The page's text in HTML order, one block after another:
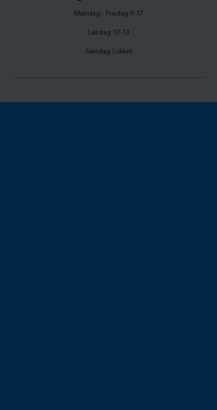
Mandag - Fredag 9-17
Lørdag 10-13
Søndag Lukket